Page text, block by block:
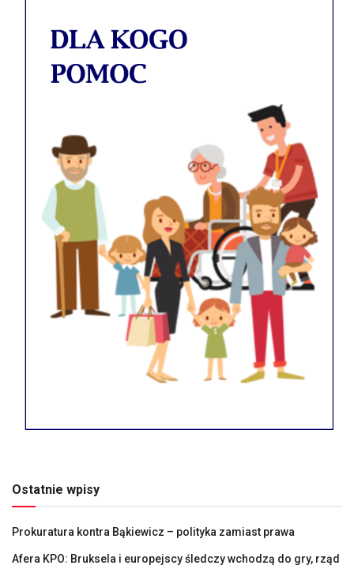
Ostatnie wpisy
Prokuratura kontra Bąkiewicz – polityka zamiast prawa
Afera KPO: Bruksela i europejscy śledczy wchodzą do gry, rząd